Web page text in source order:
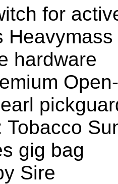
for
hardware
gig bag
Sire